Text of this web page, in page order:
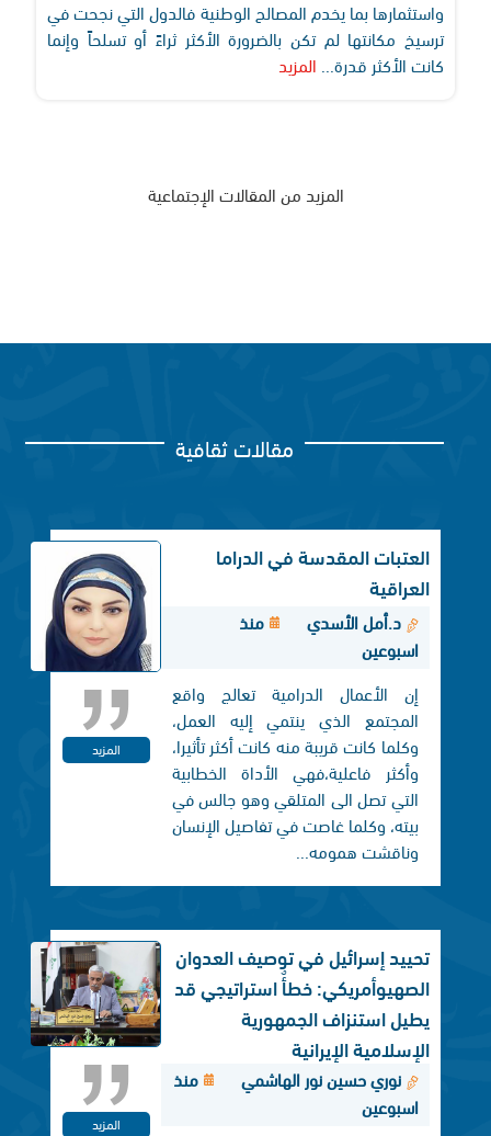
واستثمارها بما يخدم المصالح الوطنية فالدول التي نجحت في
ترسيخ مكانتها لم تكن بالضرورة الأكثر ثراءً أو تسلحاً وإنما
كانت الأكثر قدرة... المزيد
المزيد من المقالات الإجتماعية
مقالات ثقافية
العتبات المقدسة في الدراما
العراقية
د.أمل الأسدي
منذ
اسبوعين
إن الأعمال الدرامية تعالج واقع
المجتمع الذي ينتمي إليه العمل،
وكلما كانت قريبة منه كانت أكثر تأثيرا،
وأكثر فاعلية،فهي الأداة الخطابية
التي تصل الی المتلقي وهو جالس في
بيته، وكلما غاصت في تفاصيل الإنسان
وناقشت همومه...
المزيد
تحييد إسرائيل في توصيف العدوان
الصهيوأمريكي: خطأٌ استراتيجي قد
يطيل استنزاف الجمهورية
الإسلامية الإيرانية
نوري حسين نور الهاشمي
منذ
اسبوعين
المزيد